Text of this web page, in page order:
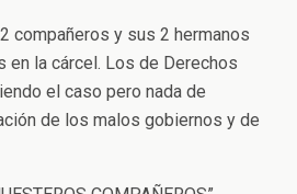
compañeros y sus 2 hermanos
en la cárcel. Los de Derechos
el caso pero nada de
de los malos gobiernos y de